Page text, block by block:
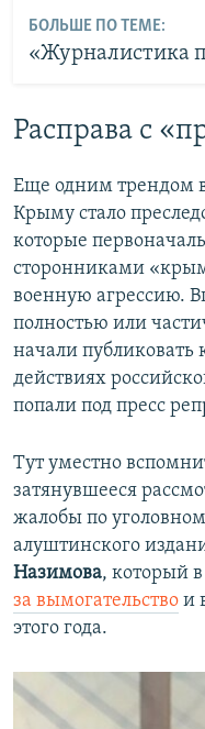
БОЛЬШЕ ПО ТЕМЕ:
«Журналистика
Расправа с
Еще одним трендом в
Крыму стало
которые
сторонниками
военную агрессию.
полностью или
начали публиковать
действиях
попали под пресс
Тут уместно
затянувшееся
жалобы по
алуштинского
Назимова, который в
за вымогательство и
этого года.